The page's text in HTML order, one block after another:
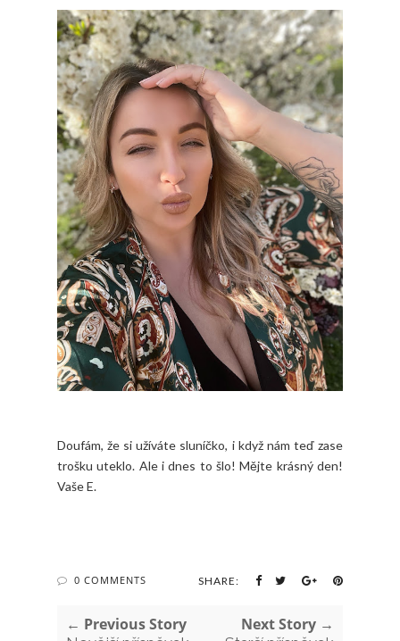
Doufám, že si užíváte sluníčko, i když nám teď zase
trošku uteklo. Ale i dnes to šlo! Mějte krásný den!
Vaše E.
0 COMMENTS SHARE:
← Previous Story Next Story →